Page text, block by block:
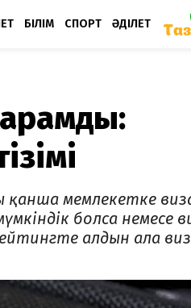
БІЛІМ СПОРТ ӘДІЛЕТ
қанша мемлекетке
болса немесе
алдын ала